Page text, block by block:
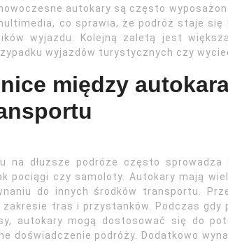
autokary są często
co sprawia, że podróż staje
wyjazdu. Kolejną zaletą jest
wyjazdów turystycznych czy
między
na dłuższe podróże często
pociągi czy samoloty. Autokary mają
do innych środków transportu.
tras i przystanków. Podczas gdy
autokary mogą dostosować się do
doświadczenie podróży. Dodatkowo